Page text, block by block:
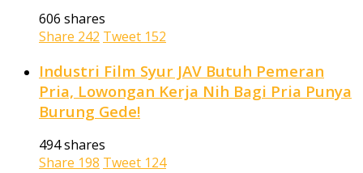
606 shares
Share 242 Tweet 152
Industri Film Syur JAV Butuh Pemeran
Pria, Lowongan Kerja Nih Bagi Pria Punya
Burung Gede!
494 shares
Share 198 Tweet 124